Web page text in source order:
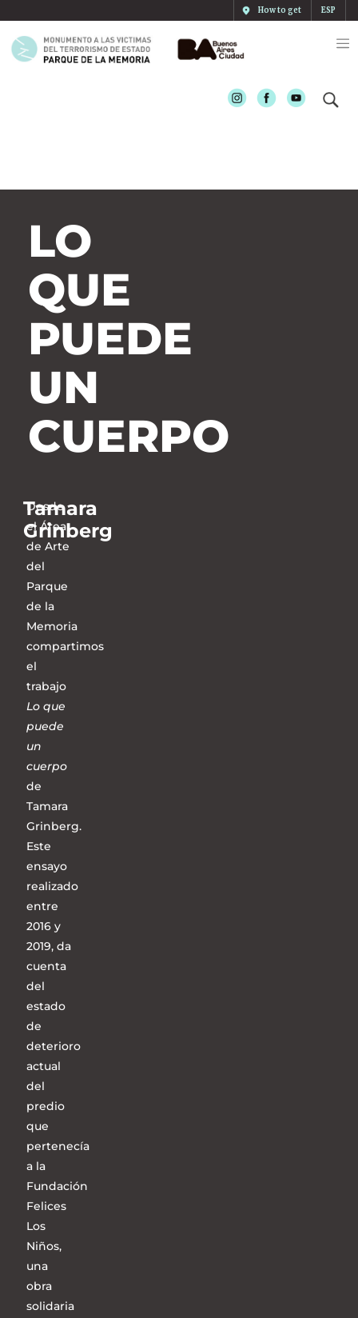
How to get ESP
InstagramFacebookYoutube
LO
QUE
PUEDE
UN
CUERPO
Tamara
Grinberg
Desde
el Área
de Arte
del
Parque
de la
Memoria
compartimos
el
trabajo
Lo que
puede
un
cuerpo
de
Tamara
Grinberg.
Este
ensayo
realizado
entre
2016 y
2019, da
cuenta
del
estado
de
deterioro
actual
del
predio
que
pertenecía
a la
Fundación
Felices
Los
Niños,
una
obra
solidaria